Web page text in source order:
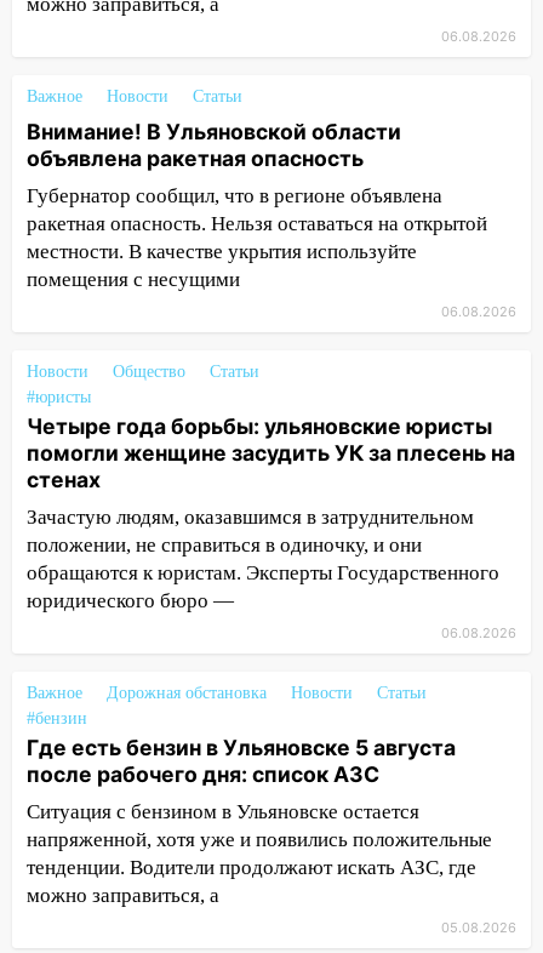
повысят зарплату
14:01 Инсценировали ДТП и получили
более 4,6 миллиона рублей: перед
судом предстанет банда
автоподставщиков
13:36 В Инзе произошел крупный пожар
13:00
В суде защитили репутацию
животными
12:28 Миллион на «льготниках»: в
Ульяновской области перевозчик
провернул хитрую схему с чужими
12:10 Ульяновский алиментщик накопил
120 тысяч долга
11:49
Снят режим «Ракетная
11:30
2027 года импорт, выпуск и обращение
бензина Евро 2, Евро 3, Евро 4
11:12 Соцсети: на Рябикова автомобиль
врезался в забор
10:27
Где есть бензин в Ульяновске
днем 6 августа: список АЗС
06.08.2026
Важное Новости Статьи
Внимание! В Ульяновской области
объявлена ракетная опасность
Губернатор сообщил, что в регионе объявлена
ракетная опасность. Нельзя оставаться на открытой
местности. В качестве укрытия используйте
помещения с несущими
06.08.2026
Новости Общество
Статьи
#юристы
Четыре года борьбы: ульяновские юристы
помогли женщине засудить УК за плесень на
стенах
Зачастую людям, оказавшимся в затруднительном
положении, не справиться в одиночку, и они
обращаются к юристам. Эксперты Государственного
юридического бюро —
06.08.2026
Важное Дорожная обстановка Новости
Статьи
#бензин
Где есть бензин в Ульяновске 5 августа
после рабочего дня: список АЗС
Ситуация с бензином в Ульяновске остается
напряженной, хотя уже и появились положительные
тенденции. Водители продолжают искать АЗС, где
можно заправиться, а
05.08.2026